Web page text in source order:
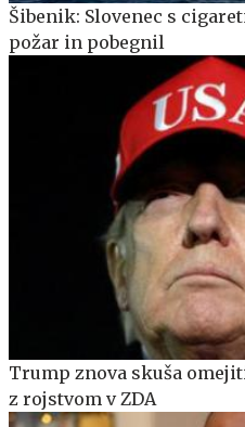
Šibenik: Slovenec s
požar in pobegnil
Trump znova skuša
z rojstvom v ZDA